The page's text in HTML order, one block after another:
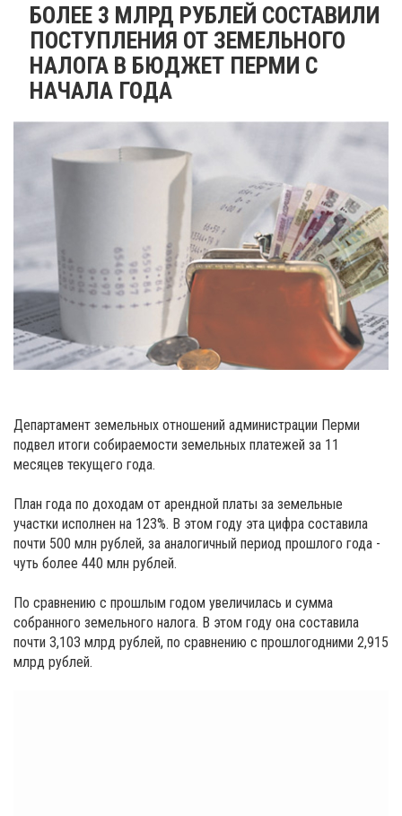
БОЛЕЕ 3 МЛРД РУБЛЕЙ СОСТАВИЛИ
ПОСТУПЛЕНИЯ ОТ ЗЕМЕЛЬНОГО
НАЛОГА В БЮДЖЕТ ПЕРМИ С
НАЧАЛА ГОДА
Департамент земельных отношений администрации Перми
подвел итоги собираемости земельных платежей за 11
месяцев текущего года.
План года по доходам от арендной платы за земельные
участки исполнен на 123%. В этом году эта цифра составила
почти 500 млн рублей, за аналогичный период прошлого года -
чуть более 440 млн рублей.
По сравнению с прошлым годом увеличилась и сумма
собранного земельного налога. В этом году она составила
почти 3,103 млрд рублей, по сравнению с прошлогодними 2,915
млрд рублей.